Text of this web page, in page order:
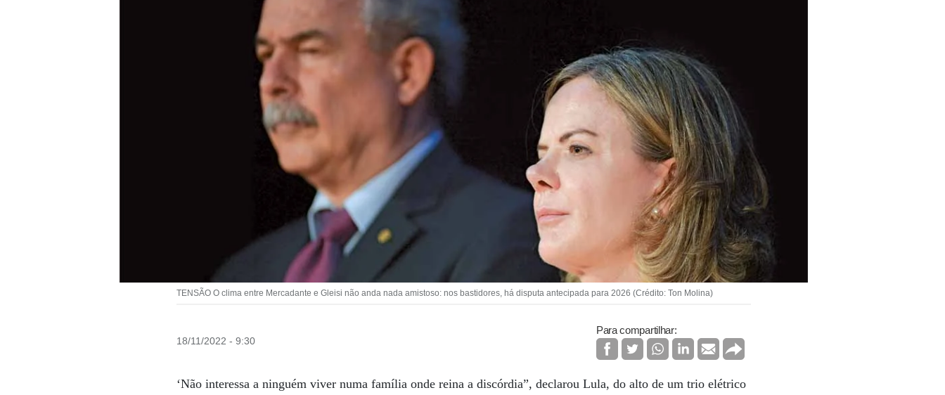
TENSÃO O clima entre Mercadante e Gleisi não anda nada amistoso: nos bastidores, há disputa antecipada para 2026 (Crédito: Ton Molina)
18/11/2022 - 9:30
Para compartilhar:
‘Não interessa a ninguém viver numa família onde reina a discórdia”, declarou Lula, do alto de um trio elétrico